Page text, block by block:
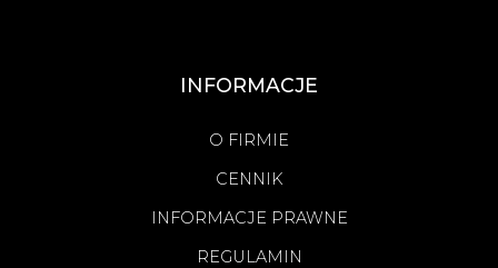
INFORMACJE
O FIRMIE
CENNIK
INFORMACJE PRAWNE
REGULAMIN